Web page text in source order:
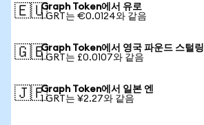
🇪🇺Graph Token에서 유로
1 GRT는 €0.0124와 같음
🇬🇧Graph Token에서 영국 파운드 스털링
1 GRT는 £0.0107와 같음
🇯🇵Graph Token에서 일본 엔
1 GRT는 ¥2.27와 같음